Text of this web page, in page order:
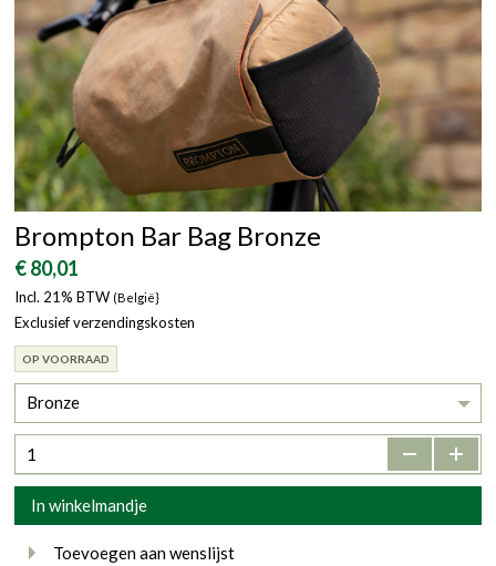
Brompton Bar Bag Bronze
€ 80,01
Incl. 21% BTW (België}
Exclusief verzendingskosten
OP VOORRAAD
Bronze
- +
In winkelmandje
Toevoegen aan wenslijst